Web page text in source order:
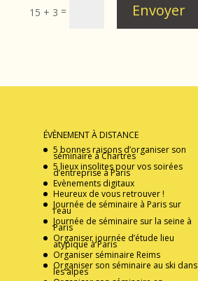
15 + 3 = Envoyer
ÉVÈNEMENT À DISTANCE
5 bonnes raisons d’organiser son
séminaire à Chartres
5 lieux insolites pour vos soirées
d’entreprise à Paris
Evènements digitaux
Heureux de vous retrouver !
Journée de séminaire à Paris sur
l’eau
Journée de séminaire sur la seine à
Paris
Organiser journée d’étude lieu
atypique à Paris
Organiser séminaire Reims
Organiser son séminaire au ski dans
les alpes